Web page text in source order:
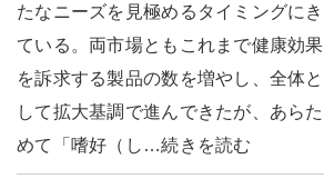
たなニーズを見極めるタイミングにき
ている。両市場ともこれまで健康効果
を訴求する製品の数を増やし、全体と
して拡大基調で進んできたが、あらた
めて「嗜好（し…続きを読む